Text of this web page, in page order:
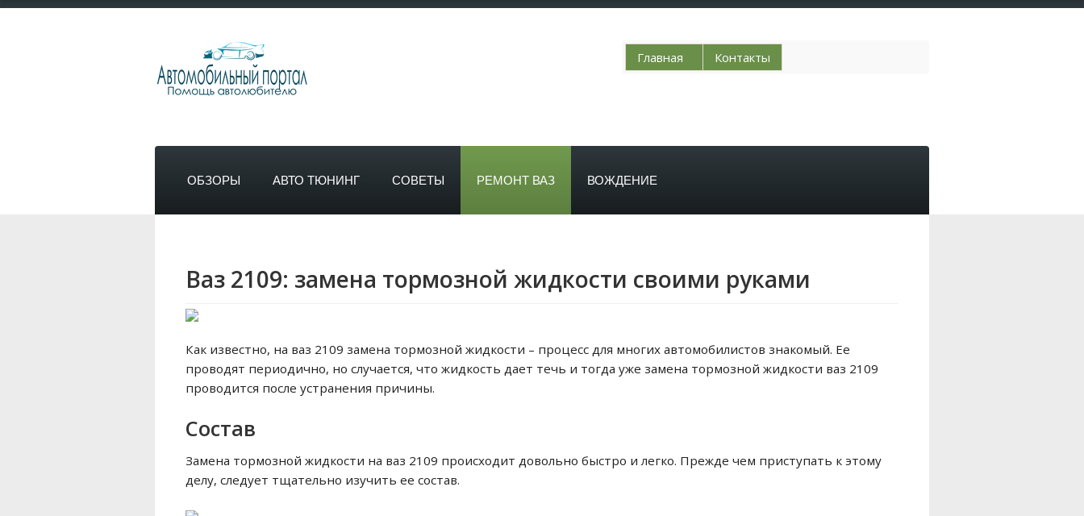
Главная Контакты
ОБЗОРЫ АВТО ТЮНИНГ СОВЕТЫ РЕМОНТ ВАЗ ВОЖДЕНИЕ
Ваз 2109: замена тормозной жидкости своими руками
Как известно, на ваз 2109 замена тормозной жидкости – процесс для многих автомобилистов знакомый. Ее
проводят периодично, но случается, что жидкость дает течь и тогда уже замена тормозной жидкости ваз 2109
проводится после устранения причины.
Состав
Замена тормозной жидкости на ваз 2109 происходит довольно быстро и легко. Прежде чем приступать к этому
делу, следует тщательно изучить ее состав.